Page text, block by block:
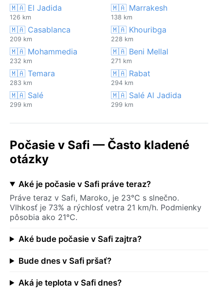
🇲🇦 El Jadida
126 km
🇲🇦 Marrakesh
138 km
🇲🇦 Casablanca
209 km
🇲🇦 Khouribga
228 km
🇲🇦 Mohammedia
232 km
🇲🇦 Beni Mellal
271 km
🇲🇦 Temara
283 km
🇲🇦 Rabat
294 km
🇲🇦 Salé
299 km
🇲🇦 Salé Al Jadida
299 km
Počasie v Safi — Často kladené
otázky
Aké je počasie v Safi práve teraz?
Práve teraz v Safi, Maroko, je 23°C s slnečno.
Vlhkosť je 73% a rýchlosť vetra 21 km/h. Podmienky
pôsobia ako 21°C.
Aké bude počasie v Safi zajtra?
Bude dnes v Safi pršať?
Aká je teplota v Safi dnes?